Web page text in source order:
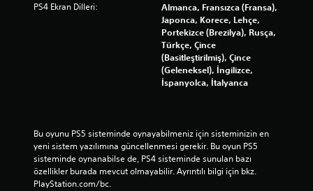
PS4 Ekran Dilleri:
Almanca, Fransızca (Fransa),
Japonca, Korece, Lehçe,
Portekizce (Brezilya), Rusça,
Türkçe, Çince
(Basitleştirilmiş), Çince
(Geleneksel), İngilizce,
İspanyolca, İtalyanca
Bu oyunu PS5 sisteminde oynayabilmeniz için sisteminizin en
yeni sistem yazılımına güncellenmesi gerekir. Bu oyun PS5
sisteminde oynanabilse de, PS4 sisteminde sunulan bazı
özellikler burada mevcut olmayabilir. Ayrıntılı bilgi için bkz.
PlayStation.com/bc.